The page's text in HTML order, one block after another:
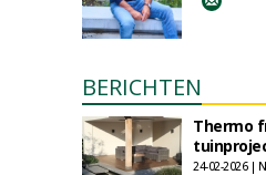
BERICHTEN
Thermo
24-02-2026 |